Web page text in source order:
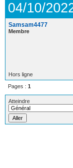
04/10/
Samsam4477
Membre
Hors ligne
Pages : 1
Atteindre